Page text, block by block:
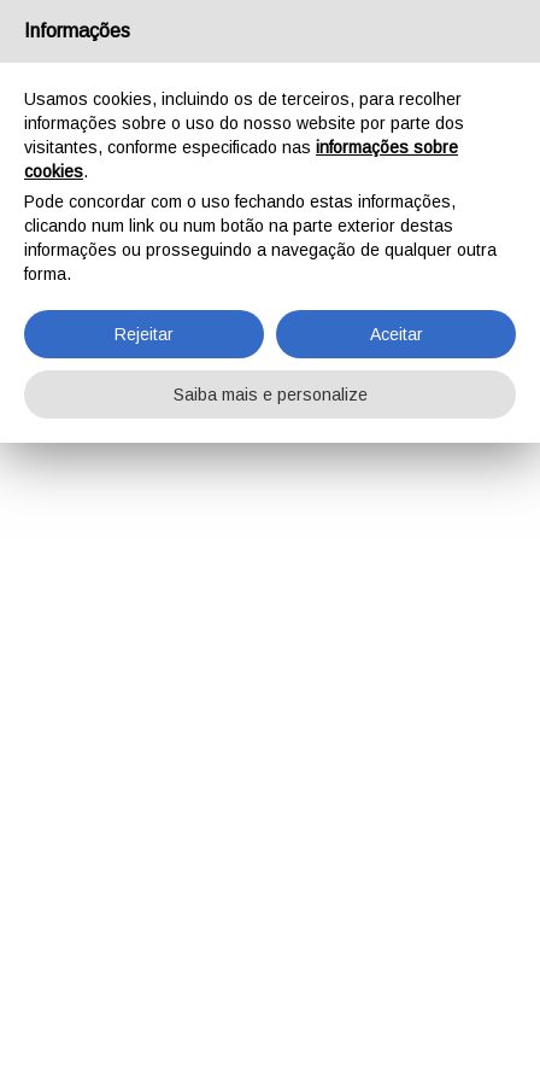
Informações
Usamos cookies, incluindo os de terceiros, para recolher
informações sobre o uso do nosso website por parte dos
visitantes, conforme especificado nas informações sobre
cookies.
Pode concordar com o uso fechando estas informações,
clicando num link ou num botão na parte exterior destas
informações ou prosseguindo a navegação de qualquer outra
forma.
Rejeitar Aceitar
Saiba mais e personalize